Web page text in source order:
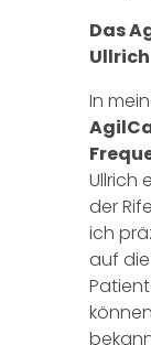
Das
Ullrich
In
Ullrich
der
ich
auf